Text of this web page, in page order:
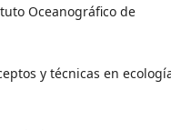
Oceanográfico de
y técnicas en